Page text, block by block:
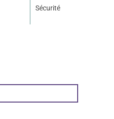
Sécurité